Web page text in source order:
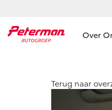
Over
Terug naar